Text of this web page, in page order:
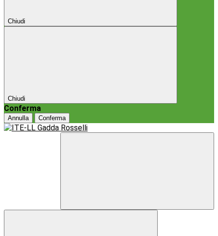
Chiudi
Chiudi
Conferma
Annulla Conferma